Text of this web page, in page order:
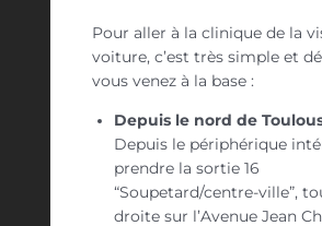
Pour aller à la clinique de la
voiture, c’est très simple et
vous venez à la base :
Depuis le nord de
Depuis le périphérique
prendre la sortie 16
“Soupetard/centre-ville”,
droite sur l’Avenue Jean